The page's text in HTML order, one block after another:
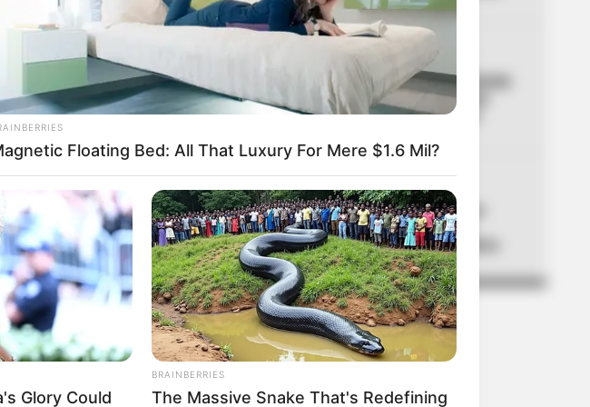
y en medio
le había comido el
de voces de
llamado e
las razones
sin embargo, no
en la
04
ACCIDENTE DE TRÁNSITO
Accidente en Túnel de Oriente
deja 8 lesionados: hay una
persona en estado crítico
05ADULTOS MAYORES
Atención Colombia Mayor:
alistan gran cambio que
acabaría con filas en cobros
Floating Bed: All That Luxury For Mere $1.6 Mil?
Glory Could
BRAINBERRIES
The Massive Snake That's Redefining